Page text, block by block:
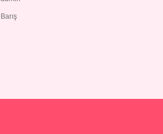
Barış